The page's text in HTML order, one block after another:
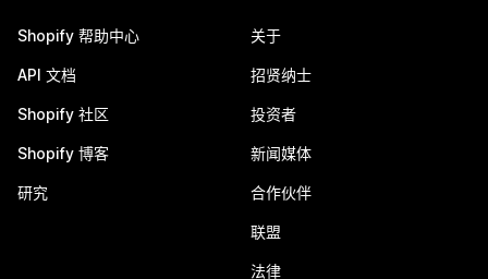
Shopify 帮助中心
API 文档
Shopify 社区
Shopify 博客
研究
关于
招贤纳士
投资者
新闻媒体
合作伙伴
联盟
法律